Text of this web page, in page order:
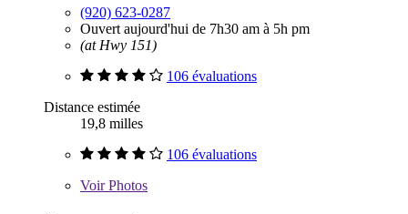
(920) 623-0287
Ouvert aujourd'hui de 7h30 am à 5h pm
(at Hwy 151)
106 évaluations
Distance estimée
19,8 milles
106 évaluations
VoirPhotos